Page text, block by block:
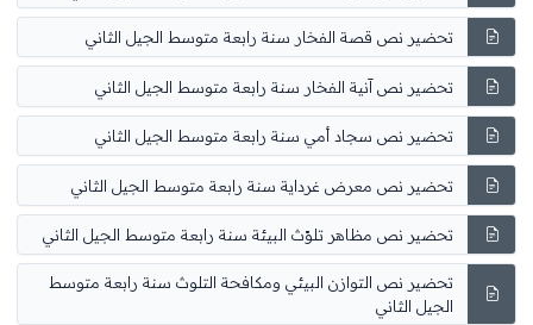
تحضير نص قصة الفخار سنة رابعة متوسط الجيل الثاني
تحضير نص آنية الفخار سنة رابعة متوسط الجيل الثاني
تحضير نص سجاد أمي سنة رابعة متوسط الجيل الثاني
تحضير نص معرض غرداية سنة رابعة متوسط الجيل الثاني
تحضير نص مظاهر تلوّث البيئة سنة رابعة متوسط الجيل الثاني
تحضير نص التوازن البيئي ومكافحة التلوث سنة رابعة متوسط
الجيل الثاني